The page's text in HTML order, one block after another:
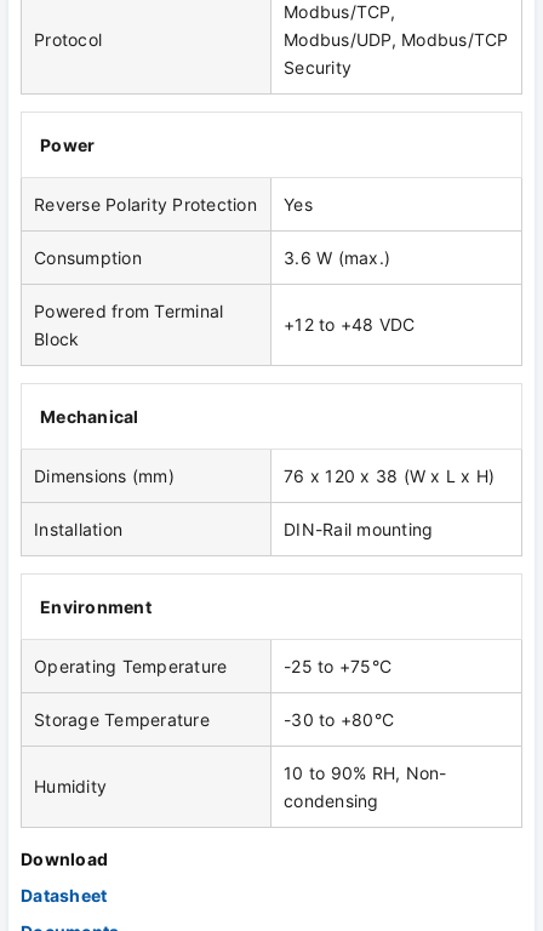
Protocol
Modbus/TCP,
Modbus/UDP, Modbus/TCP
Security
Power
Reverse Polarity Protection Yes
Consumption 3.6 W (max.)
Powered from Terminal
Block
+12 to +48 VDC
Mechanical
Dimensions (mm) 76 x 120 x 38 (W x L x H)
Installation DIN-Rail mounting
Environment
Operating Temperature -25 to +75°C
Storage Temperature -30 to +80°C
Humidity
10 to 90% RH, Non-
condensing
Download
Datasheet